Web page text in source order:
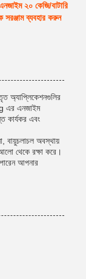
২০ কেজি/বাটারি
সরঞ্জাম ব্যবহার করুন
অ্যাপ্লিকেশনগুলির
এর এনজাইম
কার্যকর এবং
বায়ুচলাচল অবস্থায়
থেকে রক্ষা করে।
আপনার